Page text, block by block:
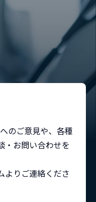
のご意見や、各種
・お問い合わせを
よりご連絡くださ